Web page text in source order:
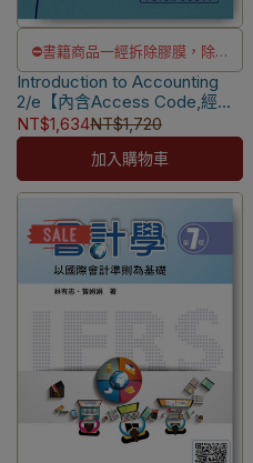
⛔書籍商品一經拆除膠膜，除非
瑕疵換書不提供退貨與退款
✅訂購數量5本以上另有優惠，請
洽LINE客服訂購
Introduction to Accounting
2/e【內含Access Code,經刮
除不受退】[Scott]
9780198849964
NT$1,634NT$1,720
加入購物車